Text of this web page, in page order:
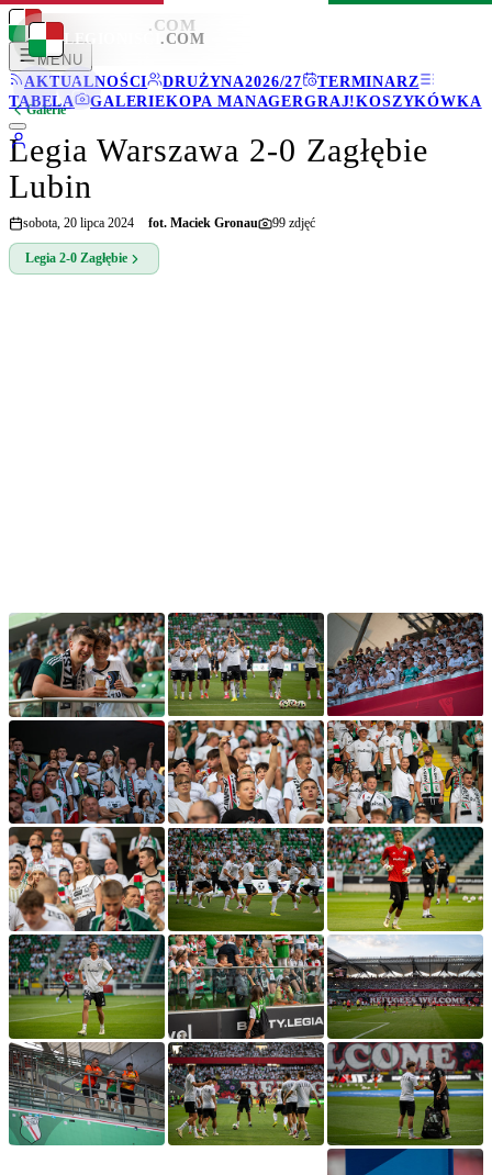
LEGIONISCI .COM
MENU
AKTUALNOŚCI
DRUŻYNA2026/27
TERMINARZ
TABELA
GALERIEKOPA MANAGERGRAJ!KOSZYKÓWKA
LEGIONISCI .COM
Galerie
Legia Warszawa 2-0 Zagłębie
Lubin
sobota, 20 lipca 2024 fot. Maciek Gronau 99 zdjęć
Legia 2-0 Zagłębie